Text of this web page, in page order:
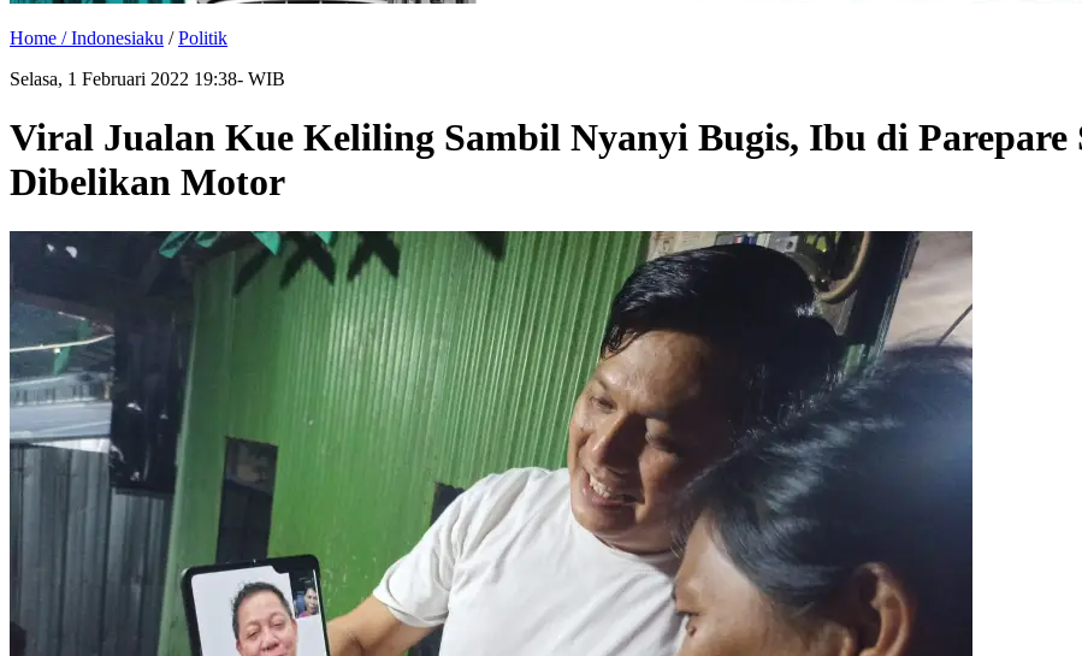
Home /Indonesiaku /Politik
Selasa, 1 Februari 2022 19:38- WIB
Viral Jualan Kue Keliling Sambil Nyanyi Bugis, Ibu di Parepare
Dibelikan Motor